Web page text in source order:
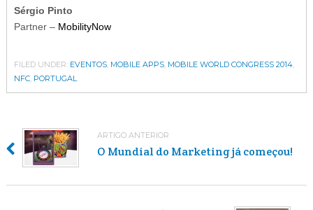
Sérgio Pinto
Partner – MobilityNow
FILED UNDER: EVENTOS, MOBILE APPS, MOBILE WORLD CONGRESS 2014,
NFC, PORTUGAL
ARTIGO ANTERIOR
O Mundial do Marketing já começou!